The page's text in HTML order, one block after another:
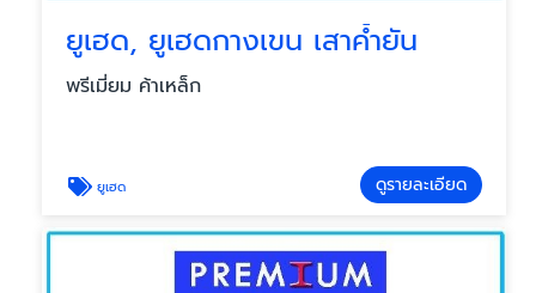
ยูเฮด, ยูเฮดกางเขน เสาค้ำยัน
พรีเมี่ยม ค้าเหล็ก
ยูเฮด ดูรายละเอียด